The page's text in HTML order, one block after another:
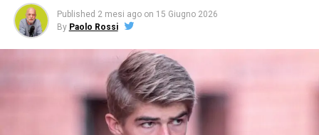
Published 2 mesi ago on 15 Giugno 2026
By Paolo Rossi